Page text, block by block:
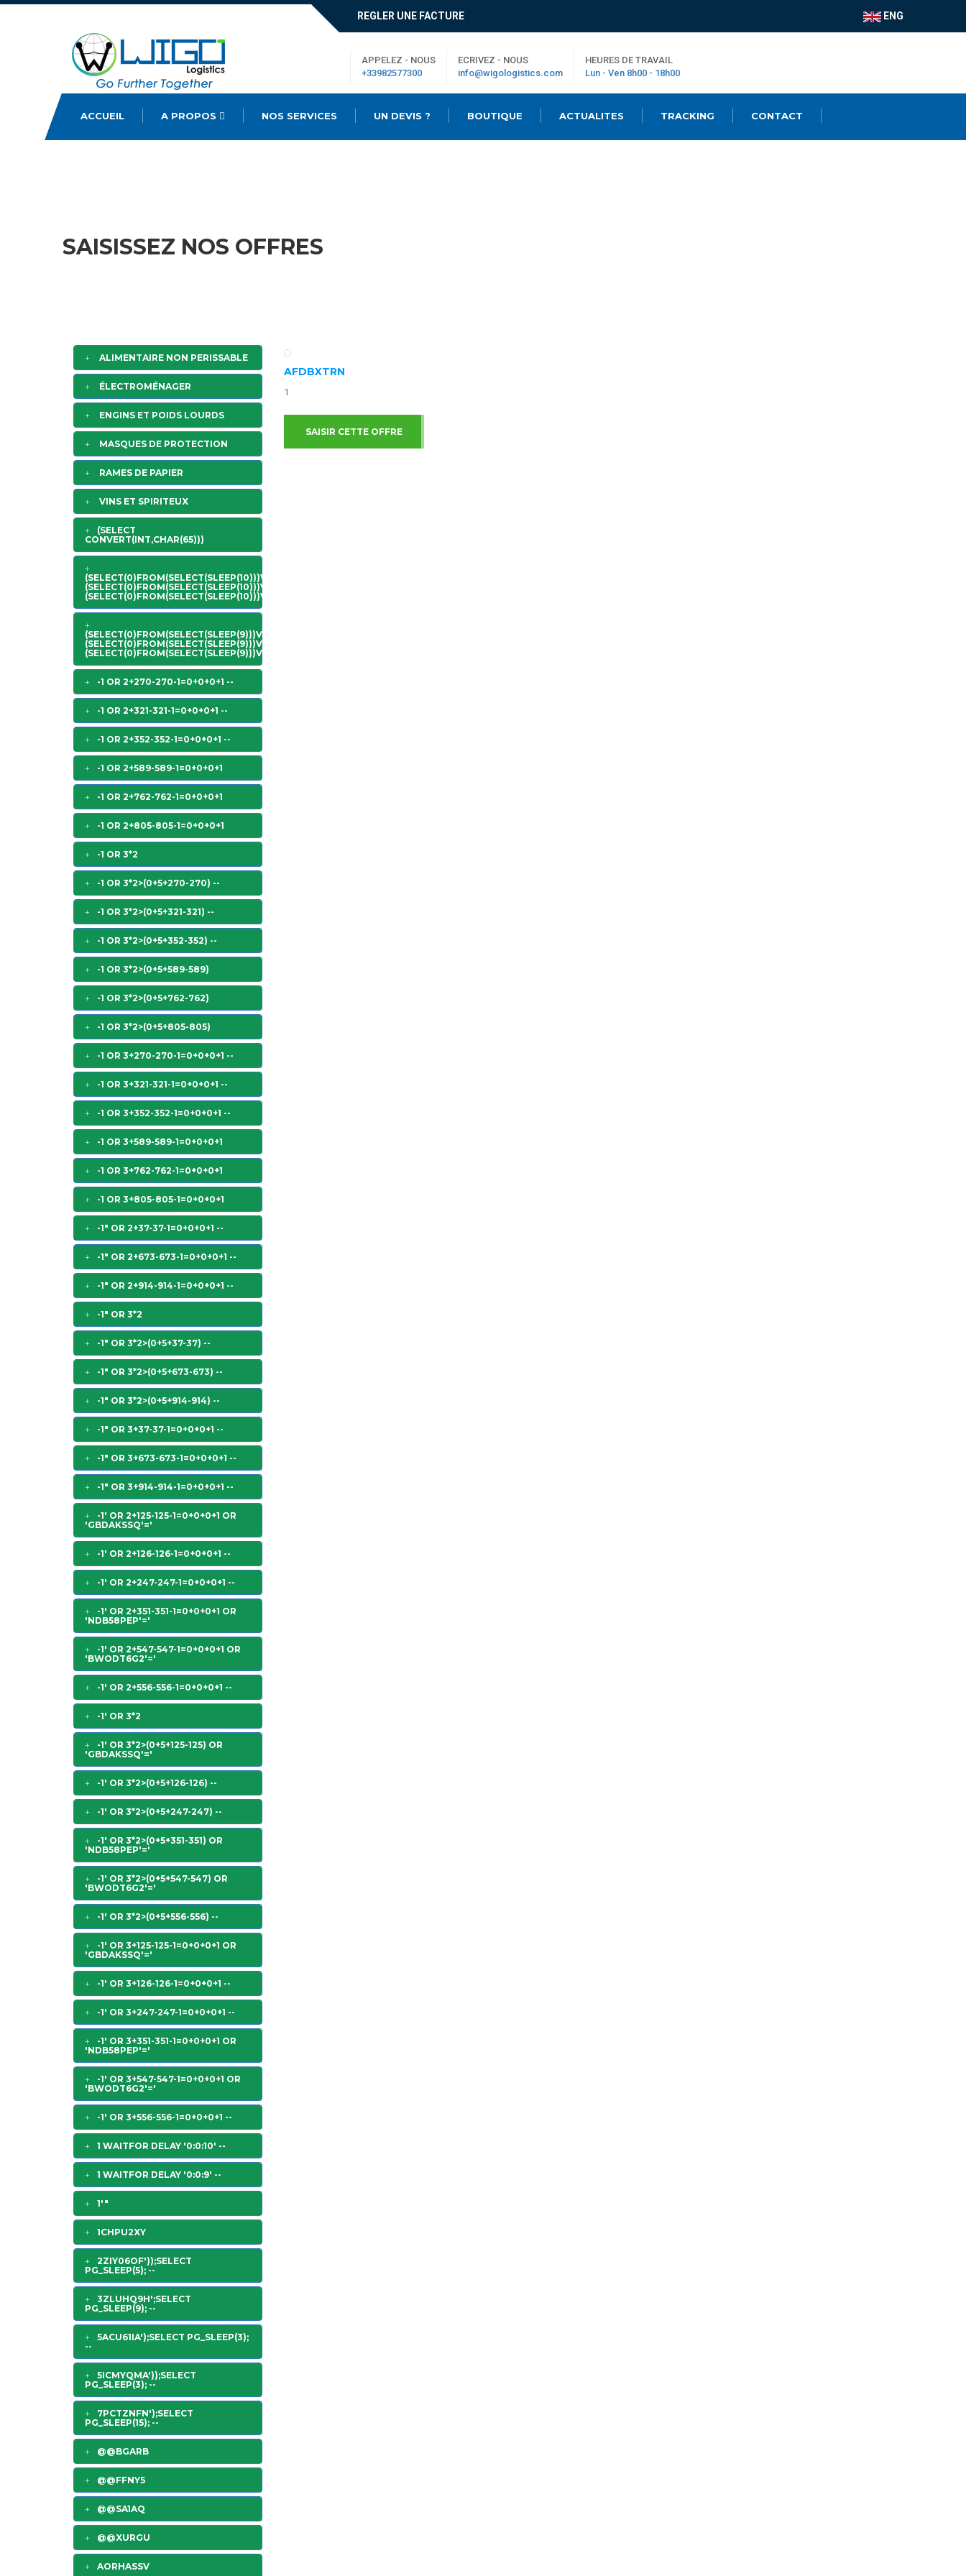
REGLER UNE FACTURE ENG
APPELEZ - NOUS
+33982577300
ECRIVEZ - NOUS
info@wigologistics.com
HEURES DE TRAVAIL
Lun - Ven 8h00 - 18h00
ACCUEIL A PROPOS NOS SERVICES UN DEVIS ? BOUTIQUE ACTUALITES TRACKING CONTACT
SAISISSEZ NOS OFFRES
ALIMENTAIRE NON PERISSABLE
ÉLECTROMÉNAGER
ENGINS ET POIDS LOURDS
MASQUES DE PROTECTION
RAMES DE PAPIER
VINS ET SPIRITEUX
(SELECT
CONVERT(INT,CHAR(65)))
(SELECT(0)FROM(SELECT(SLEEP(10)))V)/*'+
(SELECT(0)FROM(SELECT(SLEEP(10)))V)+'"+
(SELECT(0)FROM(SELECT(SLEEP(10)))V)+"*/
(SELECT(0)FROM(SELECT(SLEEP(9)))V)/*'+
(SELECT(0)FROM(SELECT(SLEEP(9)))V)+'"+
(SELECT(0)FROM(SELECT(SLEEP(9)))V)+"*/
-1 OR 2+270-270-1=0+0+0+1 --
-1 OR 2+321-321-1=0+0+0+1 --
-1 OR 2+352-352-1=0+0+0+1 --
-1 OR 2+589-589-1=0+0+0+1
-1 OR 2+762-762-1=0+0+0+1
-1 OR 2+805-805-1=0+0+0+1
-1 OR 3*2
-1 OR 3*2>(0+5+270-270) --
-1 OR 3*2>(0+5+321-321) --
-1 OR 3*2>(0+5+352-352) --
-1 OR 3*2>(0+5+589-589)
-1 OR 3*2>(0+5+762-762)
-1 OR 3*2>(0+5+805-805)
-1 OR 3+270-270-1=0+0+0+1 --
-1 OR 3+321-321-1=0+0+0+1 --
-1 OR 3+352-352-1=0+0+0+1 --
-1 OR 3+589-589-1=0+0+0+1
-1 OR 3+762-762-1=0+0+0+1
-1 OR 3+805-805-1=0+0+0+1
-1" OR 2+37-37-1=0+0+0+1 --
-1" OR 2+673-673-1=0+0+0+1 --
-1" OR 2+914-914-1=0+0+0+1 --
-1" OR 3*2
-1" OR 3*2>(0+5+37-37) --
-1" OR 3*2>(0+5+673-673) --
-1" OR 3*2>(0+5+914-914) --
-1" OR 3+37-37-1=0+0+0+1 --
-1" OR 3+673-673-1=0+0+0+1 --
-1" OR 3+914-914-1=0+0+0+1 --
-1' OR 2+125-125-1=0+0+0+1 OR
'GBDAKSSQ'='
-1' OR 2+126-126-1=0+0+0+1 --
-1' OR 2+247-247-1=0+0+0+1 --
-1' OR 2+351-351-1=0+0+0+1 OR
'NDB58PEP'='
-1' OR 2+547-547-1=0+0+0+1 OR
'BWODT6G2'='
-1' OR 2+556-556-1=0+0+0+1 --
-1' OR 3*2
-1' OR 3*2>(0+5+125-125) OR
'GBDAKSSQ'='
-1' OR 3*2>(0+5+126-126) --
-1' OR 3*2>(0+5+247-247) --
-1' OR 3*2>(0+5+351-351) OR
'NDB58PEP'='
-1' OR 3*2>(0+5+547-547) OR
'BWODT6G2'='
-1' OR 3*2>(0+5+556-556) --
-1' OR 3+125-125-1=0+0+0+1 OR
'GBDAKSSQ'='
-1' OR 3+126-126-1=0+0+0+1 --
-1' OR 3+247-247-1=0+0+0+1 --
-1' OR 3+351-351-1=0+0+0+1 OR
'NDB58PEP'='
-1' OR 3+547-547-1=0+0+0+1 OR
'BWODT6G2'='
-1' OR 3+556-556-1=0+0+0+1 --
1 WAITFOR DELAY '0:0:10' --
1 WAITFOR DELAY '0:0:9' --
1'"
1CHPU2XY
2ZIY06OF'));SELECT
PG_SLEEP(5); --
3ZLUHQ9H';SELECT
PG_SLEEP(9); --
5ACU61IA');SELECT PG_SLEEP(3);
--
5ICMYQMA'));SELECT
PG_SLEEP(3); --
7PCTZNFN');SELECT
PG_SLEEP(15); --
@@BGARB
@@FFNY5
@@SA1AQ
@@XURGU
AORHASSV
AFDBXTRN
1
SAISIR CETTE OFFRE